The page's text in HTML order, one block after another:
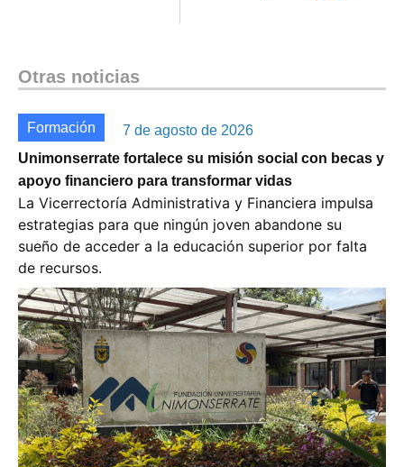
Otras noticias
Formación
7 de agosto de 2026
Unimonserrate fortalece su misión social con becas y
apoyo financiero para transformar vidas
La Vicerrectoría Administrativa y Financiera impulsa
estrategias para que ningún joven abandone su
sueño de acceder a la educación superior por falta
de recursos.